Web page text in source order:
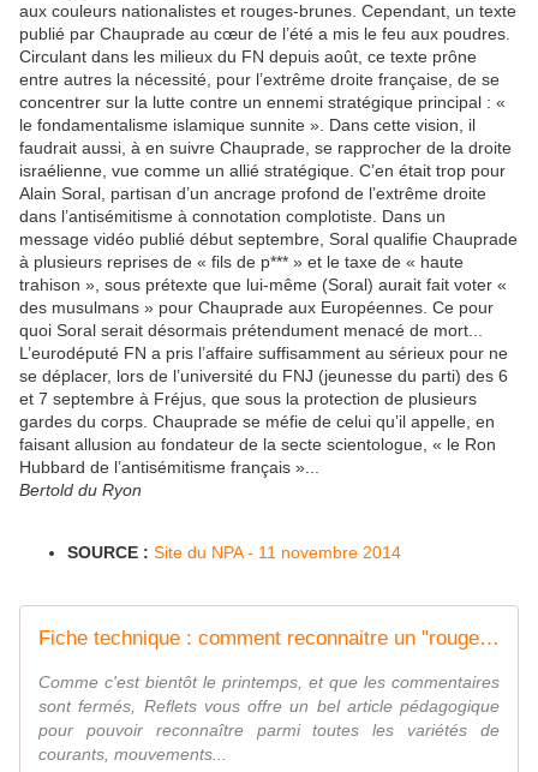
aux couleurs nationalistes et rouges-brunes. Cependant, un texte
publié par Chauprade au cœur de l’été a mis le feu aux poudres.
Circulant dans les milieux du FN depuis août, ce texte prône
entre autres la nécessité, pour l’extrême droite française, de se
concentrer sur la lutte contre un ennemi stratégique principal : «
le fondamentalisme islamique sunnite ». Dans cette vision, il
faudrait aussi, à en suivre Chauprade, se rapprocher de la droite
israélienne, vue comme un allié stratégique. C’en était trop pour
Alain Soral, partisan d’un ancrage profond de l’extrême droite
dans l’antisémitisme à connotation complotiste. Dans un
message vidéo publié début septembre, Soral qualifie Chauprade
à plusieurs reprises de « fils de p*** » et le taxe de « haute
trahison », sous prétexte que lui-même (Soral) aurait fait voter «
des musulmans » pour Chauprade aux Européennes. Ce pour
quoi Soral serait désormais prétendument menacé de mort...
L’eurodéputé FN a pris l’affaire suffisamment au sérieux pour ne
se déplacer, lors de l’université du FNJ (jeunesse du parti) des 6
et 7 septembre à Fréjus, que sous la protection de plusieurs
gardes du corps. Chauprade se méfie de celui qu’il appelle, en
faisant allusion au fondateur de la secte scientologue, « le Ron
Hubbard de l’antisémitisme français »...
Bertold du Ryon
SOURCE : Site du NPA - 11 novembre 2014
Fiche technique : comment reconnaitre un "rouge-brun" ? - Socialisme Libertaire
Comme c'est bientôt le printemps, et que les commentaires
sont fermés, Reflets vous offre un bel article pédagogique
pour pouvoir reconnaître parmi toutes les variétés de
courants, mouvements...